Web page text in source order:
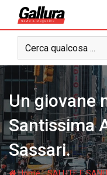
t
o
n
t
e
n
Un giovane
Santissima
Sassari.